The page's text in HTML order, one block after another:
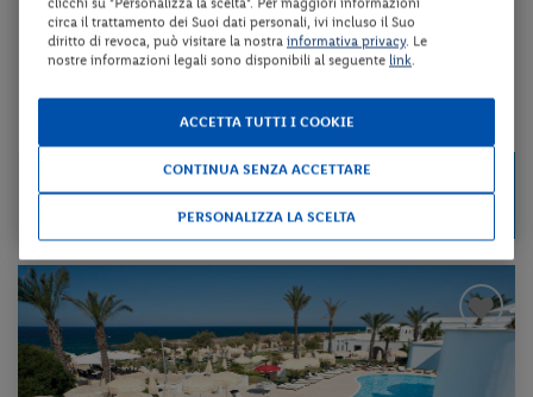
HOTEL MARE NOSTRUM
pernottamento e colazione + utilizzo della piscina scoperta
dal 17/08/26
da135 €
circa il trattamento dei Suoi dati personali, ivi incluso il Suo
diritto di revoca, può visitare la nostra informativa privacy. Le
nostre informazioni legali sono disponibili al seguente link.
ACCETTA TUTTI I COOKIE
CONTINUA SENZA ACCETTARE
PERSONALIZZA LA SCELTA